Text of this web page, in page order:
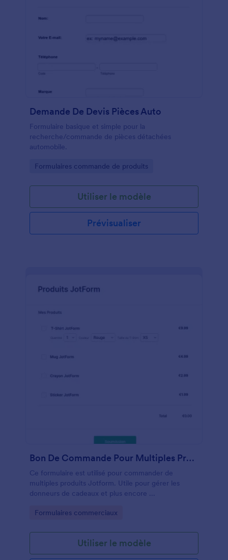
Demande De Devis Pièces Auto
Formulaire basique et simple pour la
recherche/commande de pièces détachées
automobile.
Go to Category:
Formulaires commande de produits
Utiliser le modèle
Prévisualiser
Bon De Commande Pour Multiples Produits
Ce formulaire est utilisé pour commander de
multiples produits Jotform. Utile pour gérer les
donneurs de cadeaux et plus encore ...
Go to Category:
Formulaires commerciaux
Utiliser le modèle